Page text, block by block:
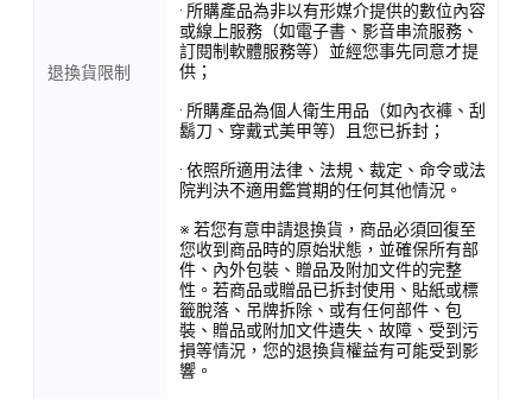
退換貨限制
· 所購產品為非以有形媒介提供的數位內容
或線上服務（如電子書、影音串流服務、
訂閱制軟體服務等）並經您事先同意才提
供；
· 所購產品為個人衛生用品（如內衣褲、刮
鬍刀、穿戴式美甲等）且您已拆封；
· 依照所適用法律、法規、裁定、命令或法
院判決不適用鑑賞期的任何其他情況。
※ 若您有意申請退換貨，商品必須回復至
您收到商品時的原始狀態，並確保所有部
件、內外包裝、贈品及附加文件的完整
性。若商品或贈品已拆封使用、貼紙或標
籤脫落、吊牌拆除、或有任何部件、包
裝、贈品或附加文件遺失、故障、受到污
損等情況，您的退換貨權益有可能受到影
響。